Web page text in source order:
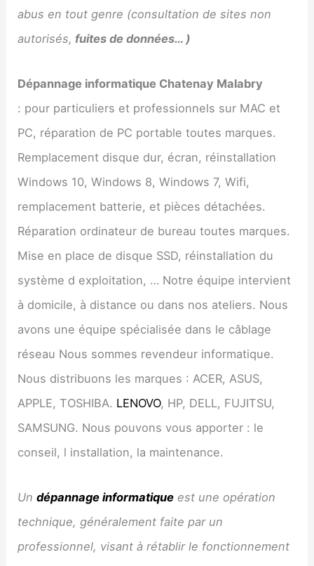
abus en tout genre (consultation de sites non
autorisés, fuites de données… )
Dépannage informatique Chatenay Malabry
: pour particuliers et professionnels sur MAC et
PC, réparation de PC portable toutes marques.
Remplacement disque dur, écran, réinstallation
Windows 10, Windows 8, Windows 7, Wifi,
remplacement batterie, et pièces détachées.
Réparation ordinateur de bureau toutes marques.
Mise en place de disque SSD, réinstallation du
système d exploitation, … Notre équipe intervient
à domicile, à distance ou dans nos ateliers. Nous
avons une équipe spécialisée dans le câblage
réseau Nous sommes revendeur informatique.
Nous distribuons les marques : ACER, ASUS,
APPLE, TOSHIBA. LENOVO, HP, DELL, FUJITSU,
SAMSUNG. Nous pouvons vous apporter : le
conseil, l installation, la maintenance.
Undépannage informatique est une opération
technique, généralement faite par un
professionnel, visant à rétablir le fonctionnement